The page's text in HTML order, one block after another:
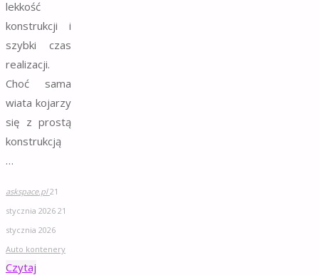
lekkość
konstrukcji i
szybki czas
realizacji.
Choć sama
wiata kojarzy
się z prostą
konstrukcją
…
askspace.pl 21
stycznia 2026 21
stycznia 2026
Auto kontenery
Czytaj